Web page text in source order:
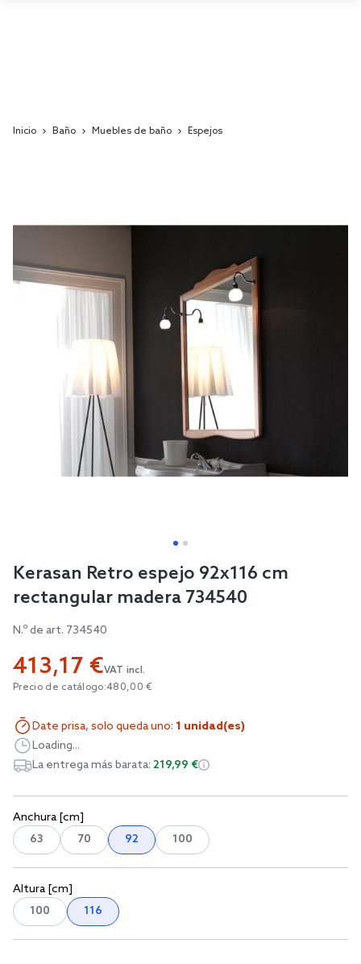
Inicio Baño Muebles de baño Espejos
the
of
the
Skip
beginning
the
images
Kerasan Retro espejo 92x116 cm
rectangular madera 734540
N.º de art. 734540
413,17 €VAT incl.
Precio de catálogo:480,00 €
Anchura [cm]
63
70 92 100
Altura [cm]
100
116
Date prisa, solo queda uno: 1 unidad(es)
Loading...
La entrega más barata: 219,99 €